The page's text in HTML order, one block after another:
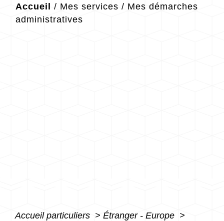
Accueil / Mes services / Mes démarches
administratives
Accueil particuliers > Étranger - Europe >